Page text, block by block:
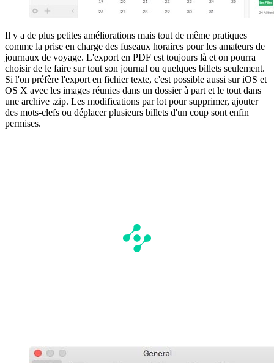
Il y a de plus petites améliorations mais tout de même pratiques
comme la prise en charge des fuseaux horaires pour les amateurs de
journaux de voyage. L'export en PDF est toujours là et on pourra
choisir de le faire sur tout son journal ou quelques billets seulement.
Si l'on préfère l'export en fichier texte, c'est possible aussi sur iOS et
OS X avec les images réunies dans un dossier à part et le tout dans
une archive .zip. Les modifications par lot pour supprimer, ajouter
des mots-clefs ou déplacer plusieurs billets d'un coup sont enfin
permises.